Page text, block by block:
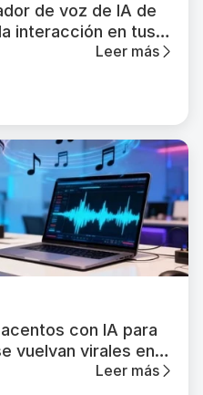
de voz de IA de
interacción en tus
Leer más
con IA para
vuelvan virales en
Leer más